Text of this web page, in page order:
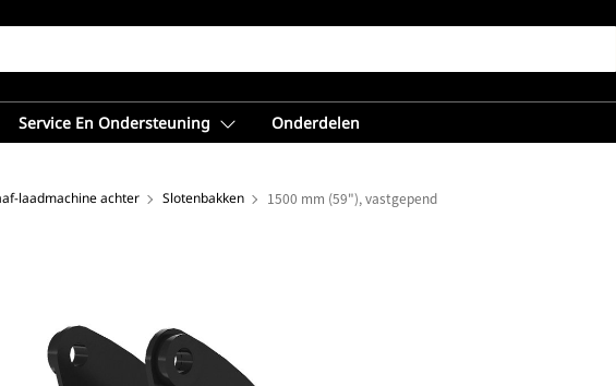
Service En Ondersteuning Onderdelen
laadmachine achter Slotenbakken 1500 mm (59"), vastgepend